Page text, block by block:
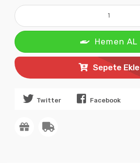
Hemen AL
Sepete Ekle
Twitter Facebook